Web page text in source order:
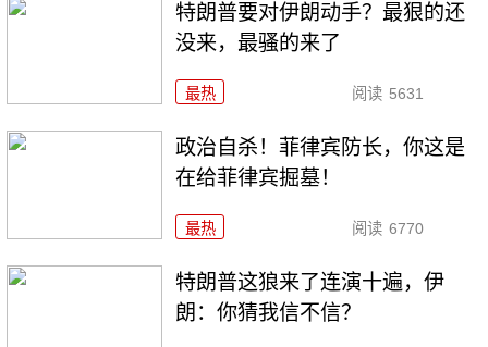
特朗普要对伊朗动手？最狠的还
没来，最骚的来了
最热 阅读 5631
政治自杀！菲律宾防长，你这是
在给菲律宾掘墓！
最热 阅读 6770
特朗普这狼来了连演十遍，伊
朗：你猜我信不信？